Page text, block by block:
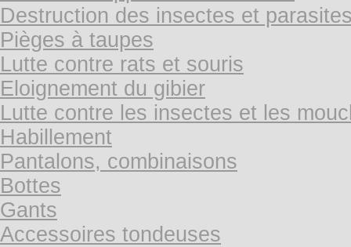
Destruction des insectes et
Pièges à taupes
Lutte contre rats et souris
Eloignement du gibier
Lutte contre les insectes et les
Habillement
Pantalons, combinaisons
Bottes
Gants
Accessoires tondeuses